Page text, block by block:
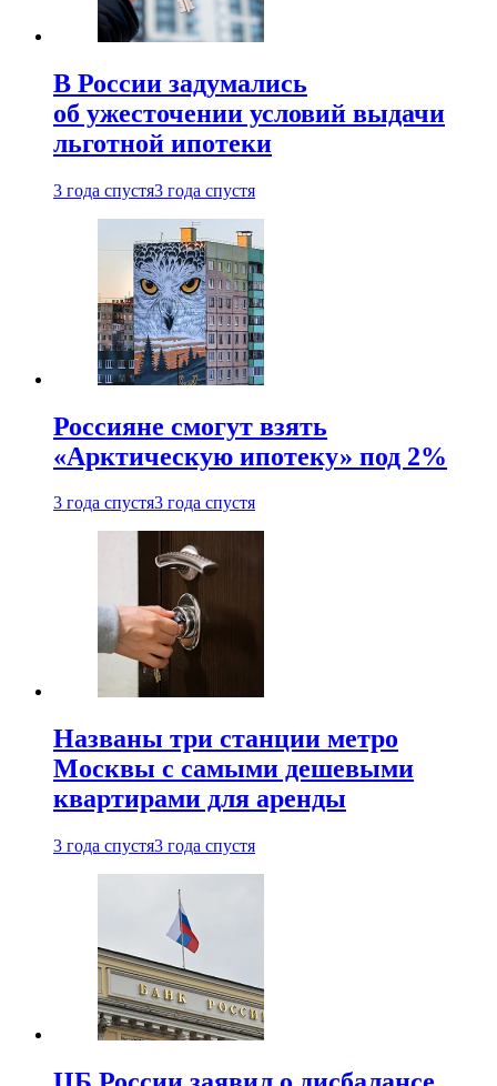
В России задумались
об ужесточении условий выдачи
льготной ипотеки
3 года спустя3 года спустя
Россияне смогут взять
«Арктическую ипотеку» под 2%
3 года спустя3 года спустя
Названы три станции метро
Москвы с самыми дешевыми
квартирами для аренды
3 года спустя3 года спустя